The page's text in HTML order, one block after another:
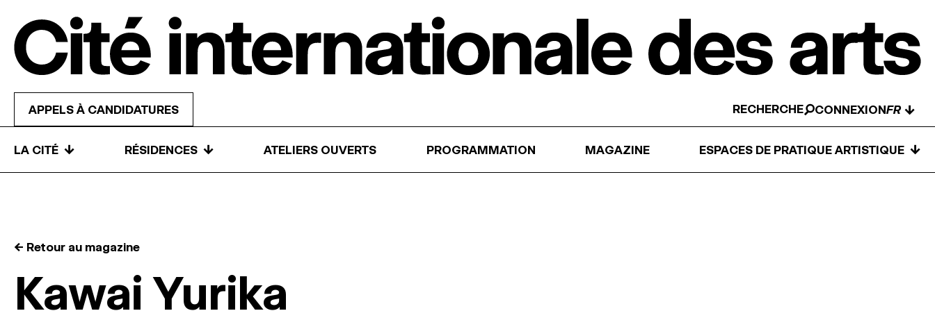
APPELS À CANDIDATURES RECHERCHE CONNEXION ↓
LA CITÉ ↓ RÉSIDENCES ↓ ATELIERS OUVERTS PROGRAMMATION MAGAZINE ESPACES DE PRATIQUE ARTISTIQUE ↓
← Retour au magazine
Kawai Yurika